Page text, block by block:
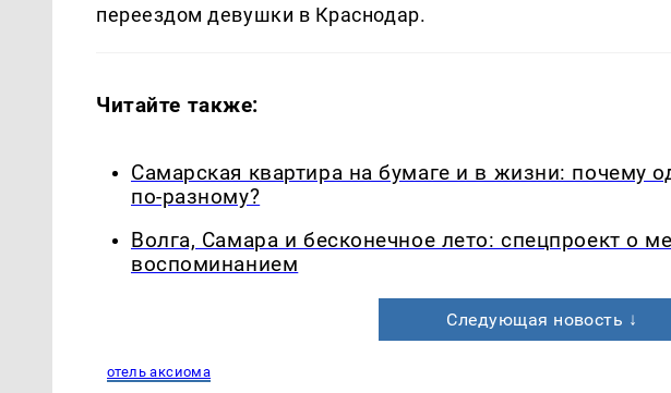
переездом девушки в Краснодар.
Читайте также:
Самарская квартира на бумаге и в жизни: почему
по-разному?
Волга, Самара и бесконечное лето: спецпроект о
воспоминанием
Следующая новость ↓
отель аксиома